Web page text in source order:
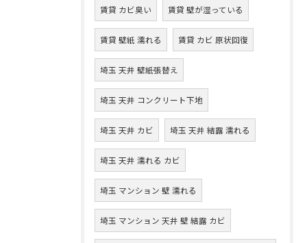
賃貸 カビ臭い 賃貸 壁が湿っている
賃貸 壁紙 濡れる 賃貸 カビ 原状回復
埼玉 天井 壁紙張替え
埼玉 天井 コンクリート下地
埼玉 天井 カビ 埼玉 天井 結露 濡れる
埼玉 天井 濡れる カビ
埼玉 マンション 壁 濡れる
埼玉 マンション 天井 壁 結露 カビ